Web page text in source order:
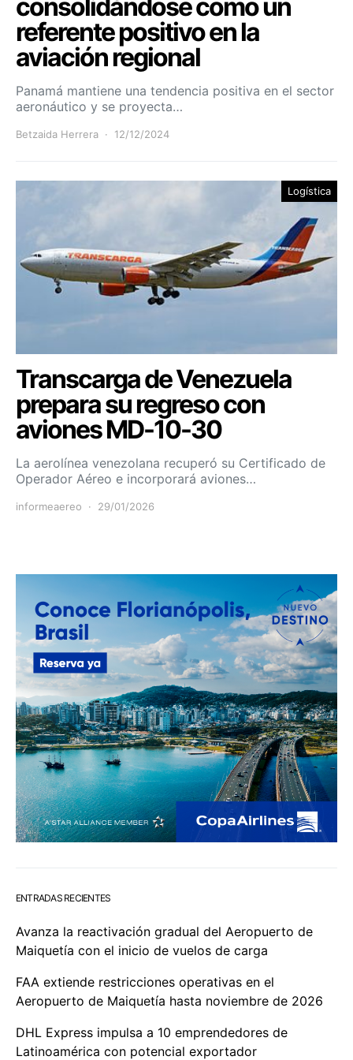
consolidándose como un
referente positivo en la
aviación regional
Panamá mantiene una tendencia positiva en el sector
aeronáutico y se proyecta…
Betzaida Herrera 12/12/2024
Logística
Transcarga de Venezuela
prepara su regreso con
aviones MD-10-30
La aerolínea venezolana recuperó su Certificado de
Operador Aéreo e incorporará aviones…
informeaereo 29/01/2026
ENTRADAS RECIENTES
Avanza la reactivación gradual del Aeropuerto de
Maiquetía con el inicio de vuelos de carga
FAA extiende restricciones operativas en el
Aeropuerto de Maiquetía hasta noviembre de 2026
DHL Express impulsa a 10 emprendedores de
Latinoamérica con potencial exportador